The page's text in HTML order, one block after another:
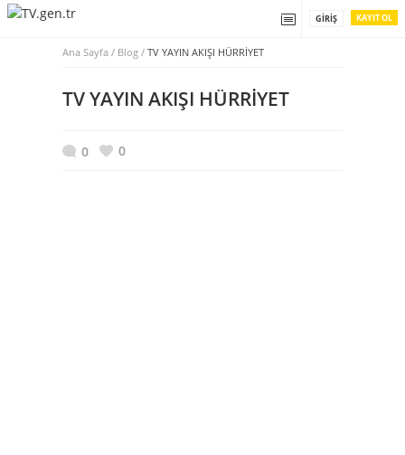
KAYIT OL
GIRIŞ
Ana Sayfa / Blog / TV YAYIN AKIŞI HÜRRİYET
TV YAYIN AKIŞI HÜRRİYET
0 0